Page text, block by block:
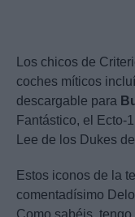
Los chicos de
coches míticos
descargable para
Fantástico, el Ecto-
Lee de los Dukes
Estos iconos de la
comentadísimo